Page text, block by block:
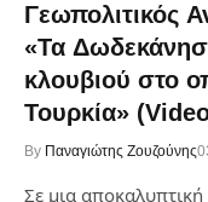
Γεωπολιτικός
«Τα
κλουβιού στο
Τουρκία»
By Παναγιώτης Ζουζούνης
Σε μια